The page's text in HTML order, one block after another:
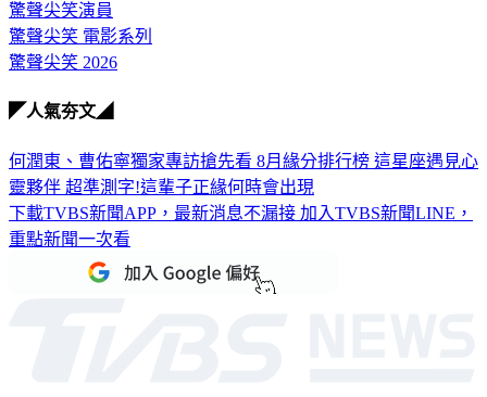
驚聲尖笑演員
驚聲尖笑 電影系列
驚聲尖笑 2026
◤人氣夯文◢
何潤東、曹佑寧獨家專訪搶先看 8月緣分排行榜 這星座遇見心
靈夥伴 超準測字!這輩子正緣何時會出現
下載TVBS新聞APP，最新消息不漏接 加入TVBS新聞LINE，
重點新聞一次看